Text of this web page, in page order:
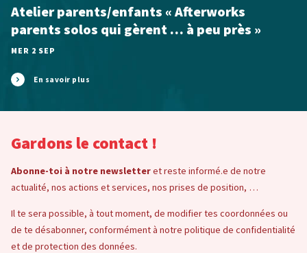
Atelier parents/enfants « Afterworks
parents solos qui gèrent … à peu près »
MER 2 SEP
En savoir plus
Gardons le contact !
Abonne-toi à notre newsletteret reste informé.e de notre
actualité, nos actions et services, nos prises de position, …
Il te sera possible, à tout moment, de modifier tes coordonnées ou
de te désabonner, conformément à notre politique de confidentialité
et de protection des données.